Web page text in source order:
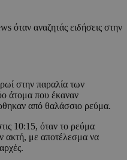
όταν αναζητάς ειδήσεις στην
στην παραλία των
άτομα που έκαναν
από θαλάσσιο ρεύμα.
10:15, όταν το ρεύμα
ακτή, με αποτέλεσμα να